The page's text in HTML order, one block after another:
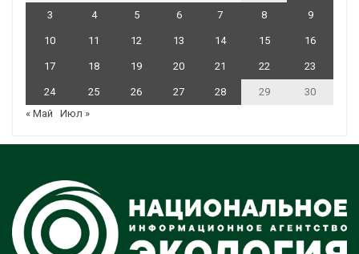
3 4 5 6 7 8 9
10 11 12 13 14 15 16
17 18 19 20 21 22 23
24 25 26 27 28 29
30
« Май
Июл »